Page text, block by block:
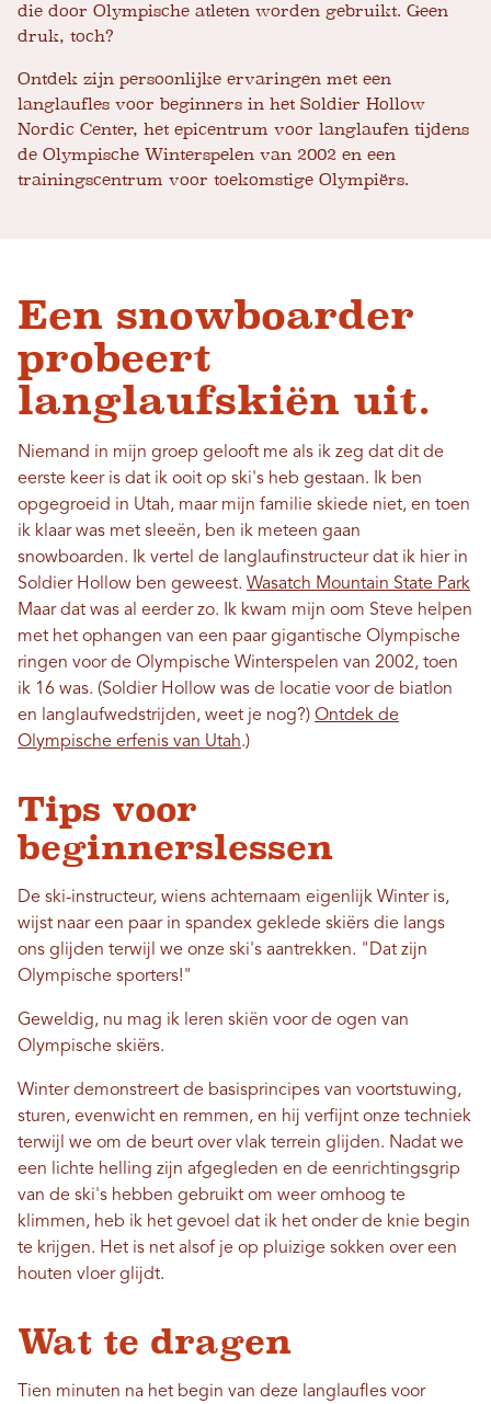
die door Olympische atleten worden gebruikt. Geen
druk, toch?
Ontdek zijn persoonlijke ervaringen met een
langlaufles voor beginners in het Soldier Hollow
Nordic Center, het epicentrum voor langlaufen tijdens
de Olympische Winterspelen van 2002 en een
trainingscentrum voor toekomstige Olympiërs.
Een snowboarder
probeert
langlaufskiën uit.
Niemand in mijn groep gelooft me als ik zeg dat dit de
eerste keer is dat ik ooit op ski's heb gestaan. Ik ben
opgegroeid in Utah, maar mijn familie skiede niet, en toen
ik klaar was met sleeën, ben ik meteen gaan
snowboarden. Ik vertel de langlaufinstructeur dat ik hier in
Soldier Hollow ben geweest. Wasatch Mountain State Park
Maar dat was al eerder zo. Ik kwam mijn oom Steve helpen
met het ophangen van een paar gigantische Olympische
ringen voor de Olympische Winterspelen van 2002, toen
ik 16 was. (Soldier Hollow was de locatie voor de biatlon
en langlaufwedstrijden, weet je nog?) Ontdek de
Olympische erfenis van Utah.)
Tips voor
beginnerslessen
De ski-instructeur, wiens achternaam eigenlijk Winter is,
wijst naar een paar in spandex geklede skiërs die langs
ons glijden terwijl we onze ski's aantrekken. "Dat zijn
Olympische sporters!"
Geweldig, nu mag ik leren skiën voor de ogen van
Olympische skiërs.
Winter demonstreert de basisprincipes van voortstuwing,
sturen, evenwicht en remmen, en hij verfijnt onze techniek
terwijl we om de beurt over vlak terrein glijden. Nadat we
een lichte helling zijn afgegleden en de eenrichtingsgrip
van de ski's hebben gebruikt om weer omhoog te
klimmen, heb ik het gevoel dat ik het onder de knie begin
te krijgen. Het is net alsof je op pluizige sokken over een
houten vloer glijdt.
Wat te dragen
Tien minuten na het begin van deze langlaufles voor